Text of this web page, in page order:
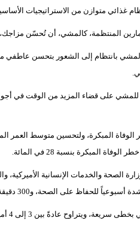
غذائي متوازن من الاستراتيجيات
المنتظمة، كالمشي، أن تُحسّن
بانتظام إلى الشعور بتحسن عاطفي
على قضاء المزيد من الوقت في
على الصحة، و300 دقيقة أسبوعياً لإنقاص الوزن.
في الساعة لمعظم الأفراد الذين لا يعانون من إصابات أو أمراض.